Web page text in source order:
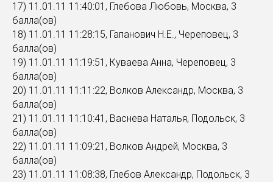
17) 11.01.11 11:40:01, Глебова Любовь, Москва, 3
балла(ов)
18) 11.01.11 11:28:15, Гапанович Н.Е., Череповец, 3
балла(ов)
19) 11.01.11 11:19:51, Куваева Анна, Череповец, 3
балла(ов)
20) 11.01.11 11:11:22, Волков Александр, Москва, 3
балла(ов)
21) 11.01.11 11:10:41, Васнева Наталья, Подольск, 3
балла(ов)
22) 11.01.11 11:09:21, Волков Андрей, Москва, 3
балла(ов)
23) 11.01.11 11:08:38, Глебов Александр, Подольск, 3